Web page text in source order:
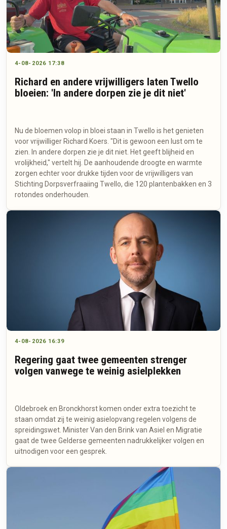
4-08-2026 17:38
Richard en andere vrijwilligers laten Twello
bloeien: 'In andere dorpen zie je dit niet'
Nu de bloemen volop in bloei staan in Twello is het genieten
voor vrijwilliger Richard Koers. "Dit is gewoon een lust om te
zien. In andere dorpen zie je dit niet. Het geeft blijheid en
vrolijkheid," vertelt hij. De aanhoudende droogte en warmte
zorgen echter voor drukke tijden voor de vrijwilligers van
Stichting Dorpsverfraaiing Twello, die 120 plantenbakken en 3
rotondes onderhouden.
4-08-2026 16:39
Regering gaat twee gemeenten strenger
volgen vanwege te weinig asielplekken
Oldebroek en Bronckhorst komen onder extra toezicht te
staan omdat zij te weinig asielopvang regelen volgens de
spreidingswet. Minister Van den Brink van Asiel en Migratie
gaat de twee Gelderse gemeenten nadrukkelijker volgen en
uitnodigen voor een gesprek.